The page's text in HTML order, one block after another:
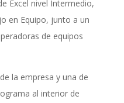
Excel nivel Intermedio,
en Equipo, junto a un
de equipos
la empresa y una de
al interior de